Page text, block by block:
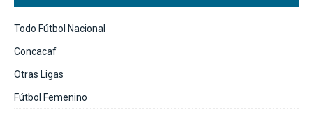
Todo Fútbol Nacional
Concacaf
Otras Ligas
Fútbol Femenino